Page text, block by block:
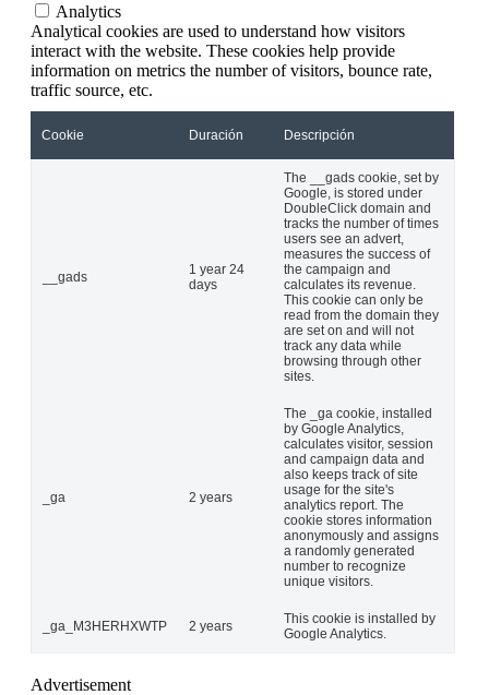
Analytics
Analytical cookies are used to understand how visitors
interact with the website. These cookies help provide
information on metrics the number of visitors, bounce rate,
traffic source, etc.
Cookie Duración Descripción
__gads
1 year 24
days
The __gads cookie, set by
Google, is stored under
DoubleClick domain and
tracks the number of times
users see an advert,
measures the success of
the campaign and
calculates its revenue.
This cookie can only be
read from the domain they
are set on and will not
track any data while
browsing through other
sites.
_ga 2 years
The _ga cookie, installed
by Google Analytics,
calculates visitor, session
and campaign data and
also keeps track of site
usage for the site's
analytics report. The
cookie stores information
anonymously and assigns
a randomly generated
number to recognize
unique visitors.
_ga_M3HERHXWTP 2 years
This cookie is installed by
Google Analytics.
Advertisement